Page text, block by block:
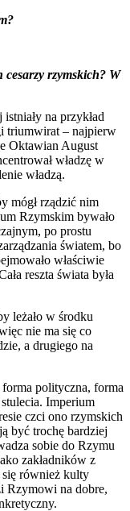
cesarzy rzymskich? W
na przykład
triumwirat – najpierw
Oktawian August
władzę w
władzą.
mógł rządzić nim
Rzymskim bywało
po prostu
światem, bo
właściwie
reszta świata była
leżało w środku
nie ma się co
a drugiego na
polityczna, forma
Imperium
czci ono rzymskich
być trochę bardziej
sobie do Rzymu
zakładników z
się również kulty
Rzymowi na dobre,